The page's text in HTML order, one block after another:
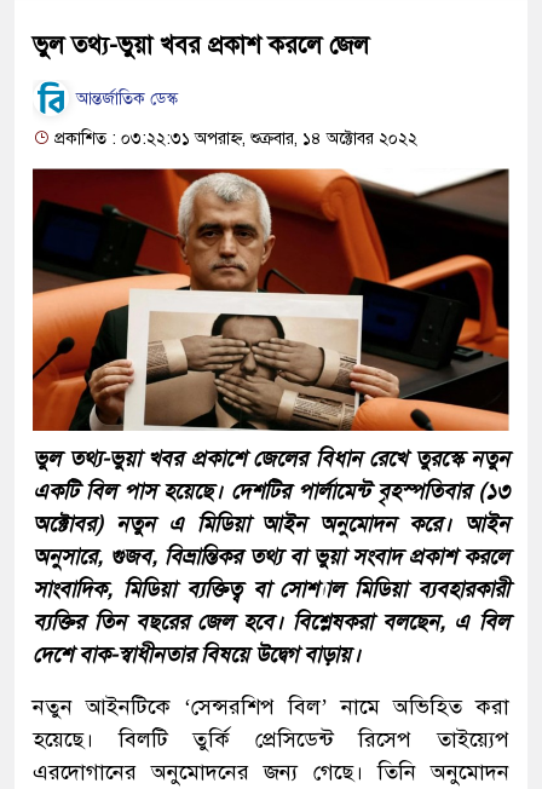
ভুল তথ্য-ভুয়া খবর প্রকাশ করলে জেল
আন্তর্জাতিক ডেস্ক
প্রকাশিত : ০৩:২২:৩১ অপরাহ্ন, শুক্রবার, ১৪ অক্টোবর ২০২২
ভুল তথ্য-ভুয়া খবর প্রকাশে জেলের বিধান রেখে তুরস্কে নতুন
একটি বিল পাস হয়েছে। দেশটির পার্লামেন্ট বৃহস্পতিবার (১৩
অক্টোবর) নতুন এ মিডিয়া আইন অনুমোদন করে। আইন
অনুসারে, গুজব, বিভ্রান্তিকর তথ্য বা ভুয়া সংবাদ প্রকাশ করলে
সাংবাদিক, মিডিয়া ব্যক্তিত্ব বা সোশ্যাল মিডিয়া ব্যবহারকারী
ব্যক্তির তিন বছরের জেল হবে। বিশ্লেষকরা বলছেন, এ বিল
দেশে বাক-স্বাধীনতার বিষয়ে উদ্বেগ বাড়ায়।
নতুন আইনটিকে ‘সেন্সরশিপ বিল’ নামে অভিহিত করা
হয়েছে। বিলটি তুর্কি প্রেসিডেন্ট রিসেপ তাইয়্যেপ
এরদোগানের অনুমোদনের জন্য গেছে। তিনি অনুমোদন